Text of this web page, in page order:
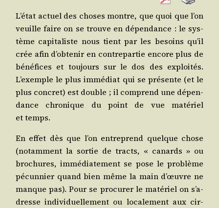
L’é­tat actuel des choses montre, que quoi que l’on
veuille faire on se trouve en dépen­dance : le sys­
tème capi­ta­liste nous tient par les besoins qu’il
crée afin d’ob­te­nir en contre­par­tie encore plus de
béné­fices et tou­jours sur le dos des exploi­tés.
L’exemple le plus immé­diat qui se pré­sente (et le
plus concret) est double ; il com­prend une dépen­
dance chro­nique du point de vue maté­riel
et temps.
En effet dès que l’on entre­prend quelque chose
(notam­ment la sor­tie de tracts, « canards » ou
bro­chures, immé­dia­te­ment se pose le pro­blème
pécun­nier quand bien même la main d’œuvre ne
manque pas). Pour se pro­cu­rer le maté­riel on s’a­
dresse indi­vi­duel­le­ment ou loca­le­ment aux cir­